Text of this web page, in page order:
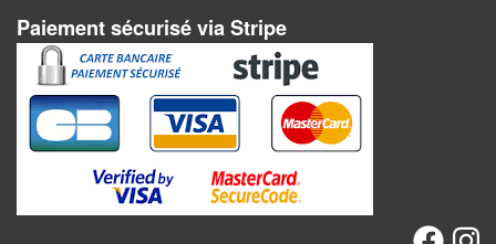
Jeu
de
Dés
Maquettes
Dames
Chinoises
Paiement sécurisé via Stripe